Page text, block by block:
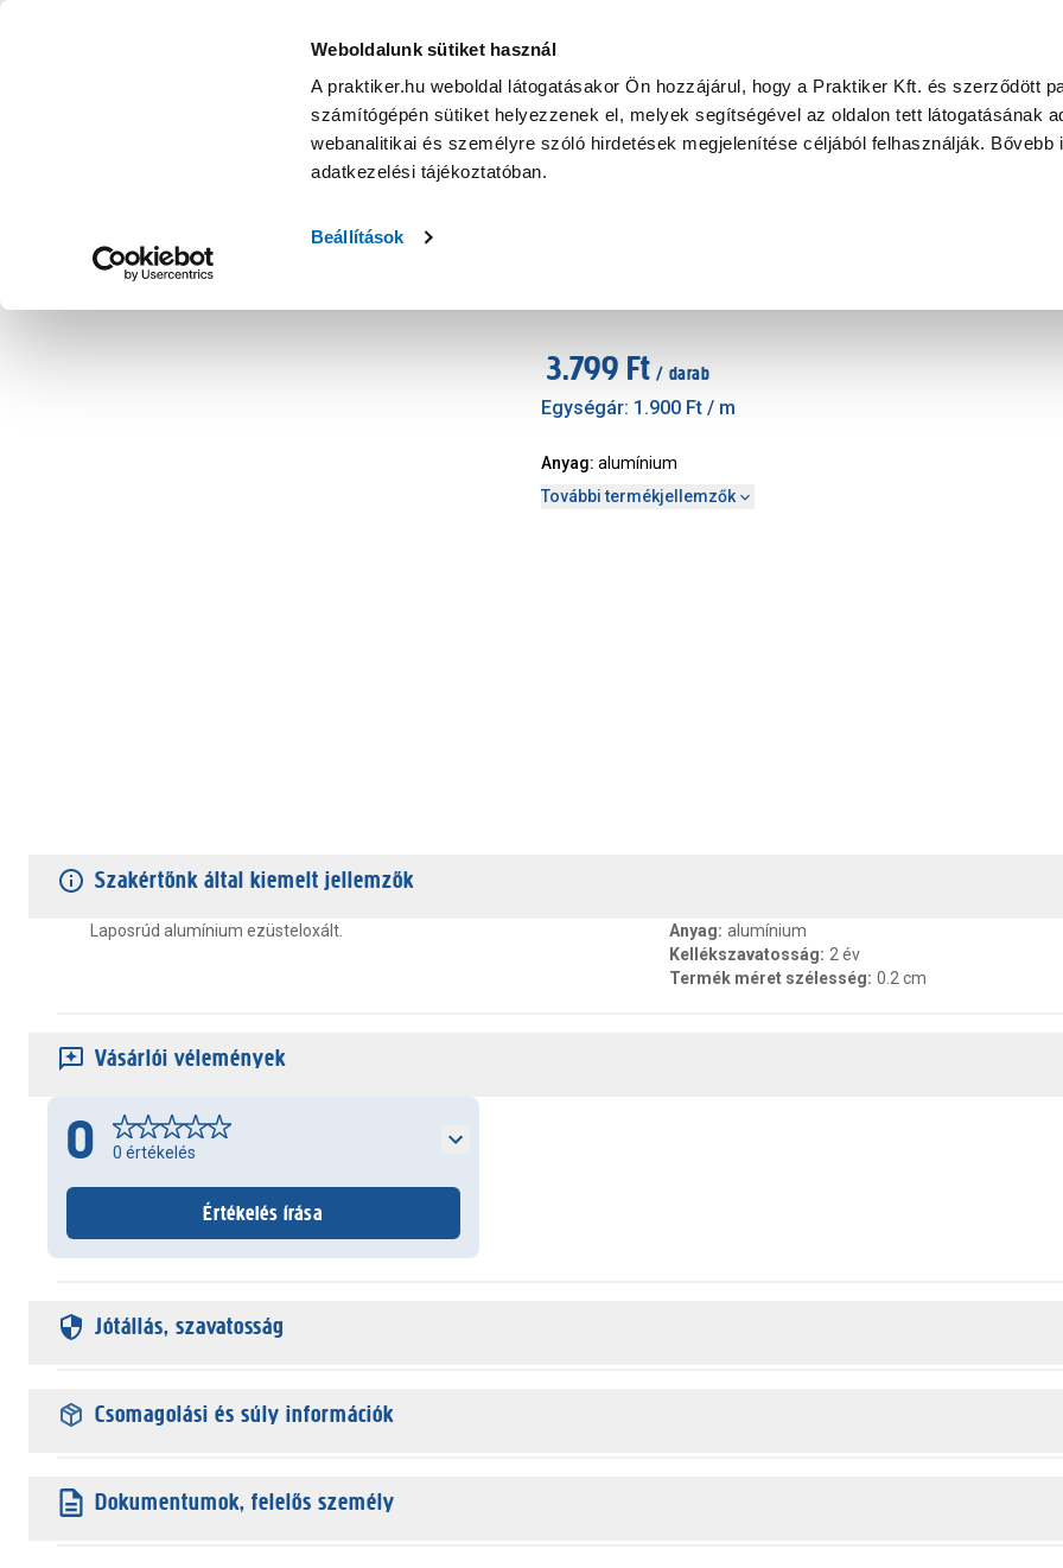
Weboldalunk sütiket használ
A praktiker.hu weboldal látogatásakor Ön hozzájárul, hogy a Praktiker Kft. és szerződött
számítógépén sütiket helyezzenek el, melyek segítségével az oldalon tett látogatásának
webanalitikai és személyre szóló hirdetések megjelenítése céljából felhasználják. Bővebb
adatkezelési tájékoztatóban.
Beállítások
KATEGÓRIÁK
Nyereményjáték Praktiker Professional Szakiajánló Ügyintézés és Információ
3.799 Ft / darab
Egységár: 1.900 Ft / m
Anyag: alumínium
További termékjellemzők
Szakértőnk által kiemelt jellemzők
Laposrúd alumínium ezüsteloxált. Anyag: alumínium
Kellékszavatosság: 2 év
Termék méret szélesség: 0.2 cm
Vásárlói vélemények
0 0 értékelés
Értékelés írása
Jótállás, szavatosság
Csomagolási és súly információk
Dokumentumok, felelős személy